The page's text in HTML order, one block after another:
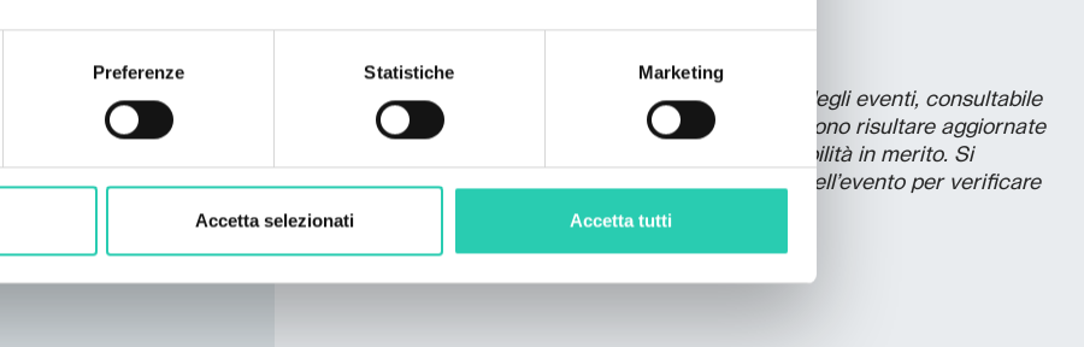
Preferenze Statistiche Marketing
Accetta selezionati Accetta tutti
***GO! 2025 ha una propria policy di pubblicazione degli eventi, consultabile
a questolink
. Non tutte le informazioni presenti possono risultare aggiornate
e/o corrette e GO! 2025 non si assume la responsabilità in merito. Si
consiglia di contattare l’organizzatore responsabile dell’evento per verificare
le informazioni di interesse.